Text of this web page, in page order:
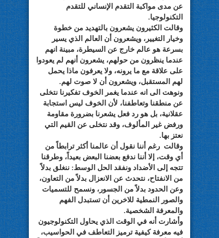
عن مدى مواكبة التقدم الإنساني للتقدم
التكنولوجيا.
وقالت الكثيرون يشعرون بالتهديد من خطوة
وخيار التغيير، ويشعرون أن العالم الذي يسير
بسرعة هو عالم خارج عن السيطرة، مبينة انهم
عندما ينظرون من حولهم، يشعرون أنهم لم يعودوا
على علاقة مع ما يرونه، ولا يعرفون ماذا يحمل
لهم المستقبل، ويشعرون أن لا صوت لهم.
ونوهت الى انه عندما يغمر الخوف تفكيرنا نتخلى
عن منطقنا وتعاطفنا، لأن الخوف ليس استجابة
عقلانية، بل هو رد فعل يشعرنا بضرورة مقاومة
ورفض غير المألوف، وقد نتخلى عن القيم التي
نعتز بها.
وقالت رغم أننا نقول أن عالمنا أكثر ترابطاً من
أي وقت، إلا أننا ندفع بعضنا البعض بعيداً، وطرقنا
تتجه إلى الأضداد ونفقد الحل الوسط: ننغلق بدلاً
من الانفتاح، نتحدث عن الانعزال بدلاً من التعاون،
وعن الحدود بدلاً من الجسور، ونسمح للتسميات
والصور النمطية للاخرين أن تستبدل الفهم
والمعرفة الشخصية.
وأشارت أنه في الوقت الذي يحاول التكنولوجيون
فيه معرفة كيفية ترميز التعاطف في الحواسيب،